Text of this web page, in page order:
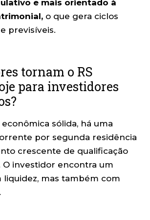
e mais orientado à
o que gera ciclos
previsíveis.
tornam o RS
para investidores
sólida, há uma
por segunda residência
crescente de qualificação
O investidor encontra um
liquidez, mas também com